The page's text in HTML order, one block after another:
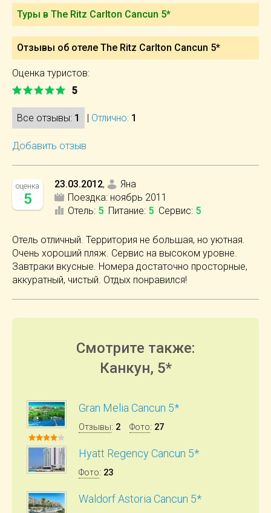
Туры в The Ritz Carlton Cancun 5*
Отзывы об отеле The Ritz Carlton Cancun 5*
Оценка туристов:
5
Все отзывы: 1 Отлично: 1
Добавить отзыв
оценка
5
23.03.2012,
Яна
Поездка: ноябрь 2011
Отель: 5 Питание: 5 Сервис: 5
Отель отличный. Территория не большая, но уютная.
Очень хороший пляж. Сервис на высоком уровне.
Завтраки вкусные. Номера достаточно просторные,
аккуратный, чистый. Отдых понравился!
Смотрите также:
Канкун, 5*
Gran Melia Cancun 5*
Отзывы: 2 Фото: 27
Hyatt Regency Cancun 5*
Фото: 23
Waldorf Astoria Cancun 5*